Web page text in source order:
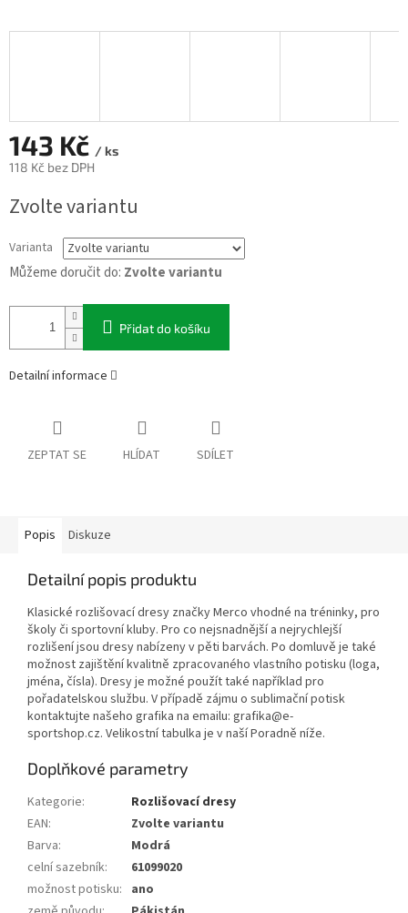
143 Kč / ks
118 Kč bez DPH
cena:
Zvolte variantu
Varianta
Můžeme doručit do: Zvolte variantu
Přidat do košíku
Detailní informace
ZEPTAT SE HLÍDAT SDÍLET
Popis Diskuze
Detailní popis produktu
Klasické rozlišovací dresy značky Merco vhodné na tréninky, pro
školy či sportovní kluby. Pro co nejsnadnější a nejrychlejší
rozlišení jsou dresy nabízeny v pěti barvách. Po domluvě je také
možnost zajištění kvalitně zpracovaného vlastního potisku (loga,
jména, čísla). Dresy je možné použít také například pro
pořadatelskou službu. V případě zájmu o sublimační potisk
kontaktujte našeho grafika na emailu: grafika@e-
sportshop.cz. Velikostní tabulka je v naší Poradně níže.
Doplňkové parametry
Kategorie:
Rozlišovací dresy
EAN:
Zvolte variantu
Barva:
Modrá
celní sazebník:
61099020
možnost potisku: ano